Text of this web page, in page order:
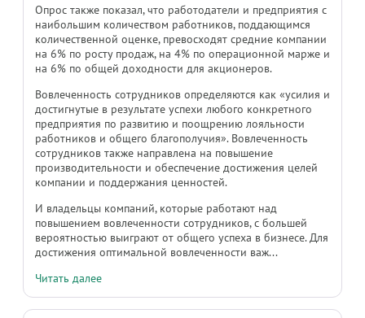
Опрос также показал, что работодатели и предприятия с
наибольшим количеством работников, поддающимся
количественной оценке, превосходят средние компании
на 6% по росту продаж, на 4% по операционной марже и
на 6% по общей доходности для акционеров.
Вовлеченность сотрудников определяются как «усилия и
достигнутые в результате успехи любого конкретного
предприятия по развитию и поощрению лояльности
работников и общего благополучия». Вовлеченность
сотрудников также направлена на повышение
производительности и обеспечение достижения целей
компании и поддержания ценностей.
И владельцы компаний, которые работают над
повышением вовлеченности сотрудников, с большей
вероятностью выиграют от общего успеха в бизнесе. Для
достижения оптимальной вовлеченности важ...
Читать далее